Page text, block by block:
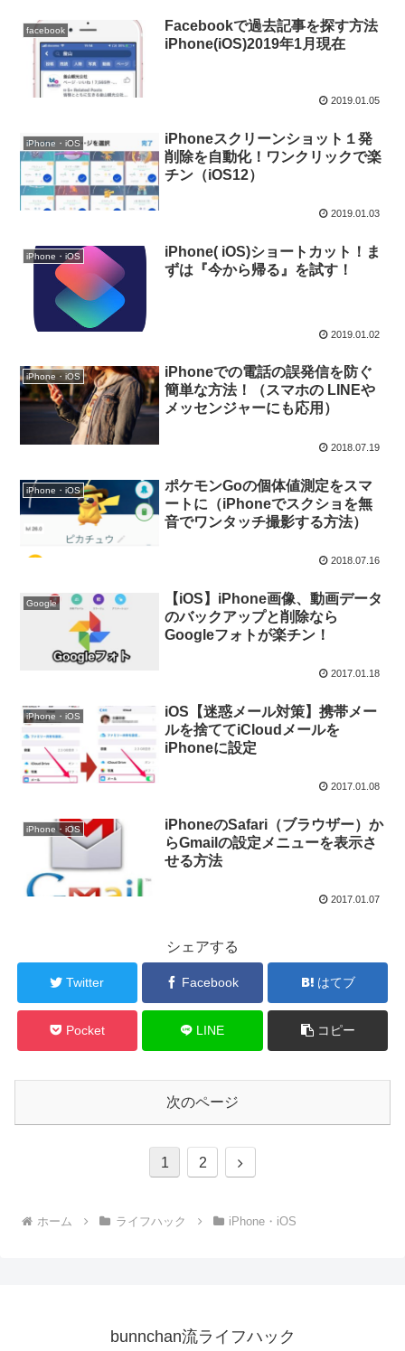
facebook
Facebookで過去記事を探す方法
iPhone(iOS)2019年1月現在
2019.01.05
iPhone・iOS
iPhoneスクリーンショット１発
削除を自動化！ワンクリックで楽
チン（iOS12）
2019.01.03
iPhone・iOS
iPhone( iOS)ショートカット！ま
ずは『今から帰る』を試す！
2019.01.02
iPhone・iOS
iPhoneでの電話の誤発信を防ぐ
簡単な方法！（スマホの LINEや
メッセンジャーにも応用）
2018.07.19
iPhone・iOS
ポケモンGoの個体値測定をスマ
ートに（iPhoneでスクショを無
音でワンタッチ撮影する方法）
2018.07.16
Google
【iOS】iPhone画像、動画データ
のバックアップと削除なら
Googleフォトが楽チン！
2017.01.18
iPhone・iOS
iOS【迷惑メール対策】携帯メー
ルを捨ててiCloudメールを
iPhoneに設定
2017.01.08
iPhone・iOS
iPhoneのSafari（ブラウザー）か
らGmailの設定メニューを表示さ
せる方法
2017.01.07
シェアする
Twitter Facebook はてブ
Pocket LINE コピー
次のページ
1 2
ホーム ライフハック iPhone・iOS
bunnchan流ライフハック